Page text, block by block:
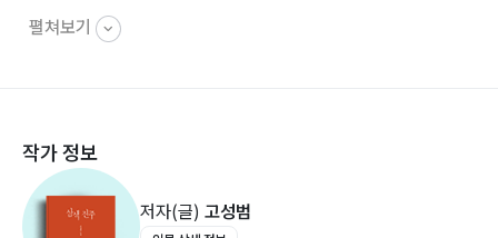
2부 bPP 시집
자갈 ?14
반딧불 ?15
누굴까 ?16
펼쳐보기
작가 정보
저자(글) 고성범